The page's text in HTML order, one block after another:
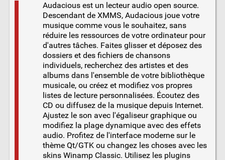
Audacious est un lecteur audio open source.
Descendant de XMMS, Audacious joue votre
musique comme vous le souhaitez, sans
réduire les ressources de votre ordinateur pour
d'autres tâches. Faites glisser et déposez des
dossiers et des fichiers de chansons
individuels, recherchez des artistes et des
albums dans l'ensemble de votre bibliothèque
musicale, ou créez et modifiez vos propres
listes de lecture personnalisées. Écoutez des
CD ou diffusez de la musique depuis Internet.
Ajustez le son avec l'égaliseur graphique ou
modifiez la plage dynamique avec des effets
audio. Profitez de l'interface moderne sur le
thème Qt/GTK ou changez les choses avec les
skins Winamp Classic. Utilisez les plugins